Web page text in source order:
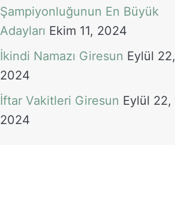
Şampiyonluğunun En Büyük
Adayları Ekim 11, 2024
İkindi Namazı Giresun Eylül 22,
2024
İftar Vakitleri Giresun Eylül 22,
2024